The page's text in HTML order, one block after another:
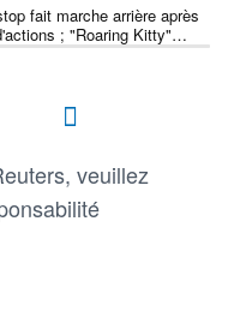
fait marche arrière après
; "Roaring Kitty"
un livestream
veuillez